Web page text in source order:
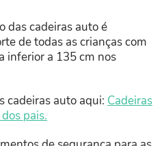
das cadeiras auto é
de todas as crianças com
inferior a 135 cm nos
cadeiras auto aqui: Cadeiras
pais.